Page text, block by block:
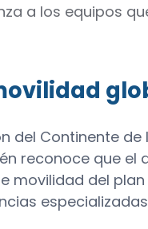
a los equipos
del Continente
reconoce que
movilidad del